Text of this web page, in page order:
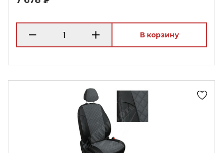
В корзину